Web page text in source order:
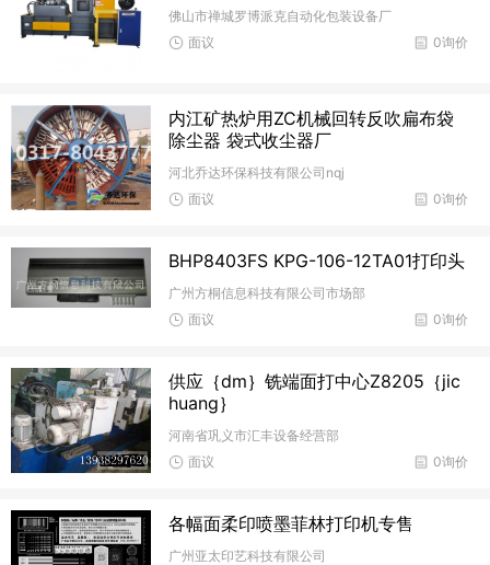
佛山市禅城罗博派克自动化包装设备厂
0询价
面议
内江矿热炉用ZC机械回转反吹扁布袋
除尘器 袋式收尘器厂
河北乔达环保科技有限公司nqj
0询价
面议
BHP8403FS KPG-106-12TA01打印头
广州方桐信息科技有限公司市场部
0询价
面议
供应｛dm｝铣端面打中心Z8205｛jic
huang｝
河南省巩义市汇丰设备经营部
0询价
面议
各幅面柔印喷墨菲林打印机专售
广州亚太印艺科技有限公司